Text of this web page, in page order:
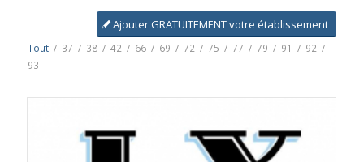
Ajouter GRATUITEMENT votre établissement
Tout / 37 / 38 / 42 / 66 / 69 / 72 / 75 / 77 / 79 / 91 / 92 /
93